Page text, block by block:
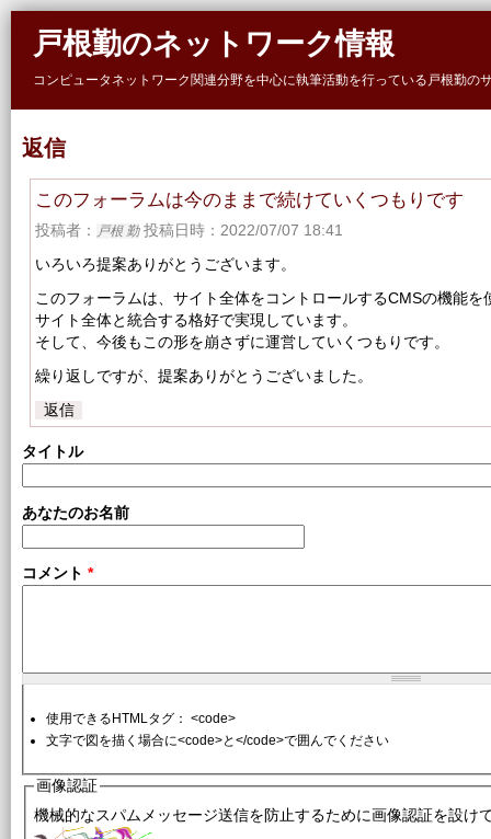
戸根勤のネットワーク情報
コンピュータネットワーク関連分野を中心に執筆活動を行っている戸根勤
返信
このフォーラムは今のままで続けていくつもりです
投稿者： 戸根 勤投稿日時：2022/07/07 18:41
いろいろ提案ありがとうございます。
このフォーラムは、サイト全体をコントロールするCMSの機能を
サイト全体と統合する格好で実現しています。
そして、今後もこの形を崩さずに運営していくつもりです。
繰り返しですが、提案ありがとうございました。
返信
タイトル
あなたのお名前
コメント *
使用できるHTMLタグ： <code>
文字で図を描く場合に<code>と</code>で囲んでください
画像認証
機械的なスパムメッセージ送信を防止するために画像認証を設け